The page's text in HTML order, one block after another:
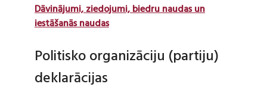
Dāvinājumi, ziedojumi, biedru naudas un
iestāšanās naudas
Politisko organizāciju (partiju)
deklarācijas